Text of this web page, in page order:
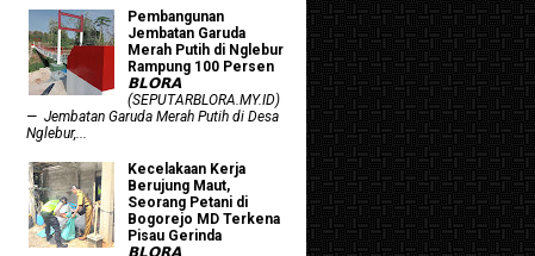
Pembangunan
Jembatan Garuda
Merah Putih di Nglebur
Rampung 100 Persen
𝗕𝗟𝗢𝗥𝗔
(SEPUTARBLORA.MY.ID)
— Jembatan Garuda Merah Putih di Desa
Nglebur,...
Kecelakaan Kerja
Berujung Maut,
Seorang Petani di
Bogorejo MD Terkena
Pisau Gerinda
𝗕𝗟𝗢𝗥𝗔